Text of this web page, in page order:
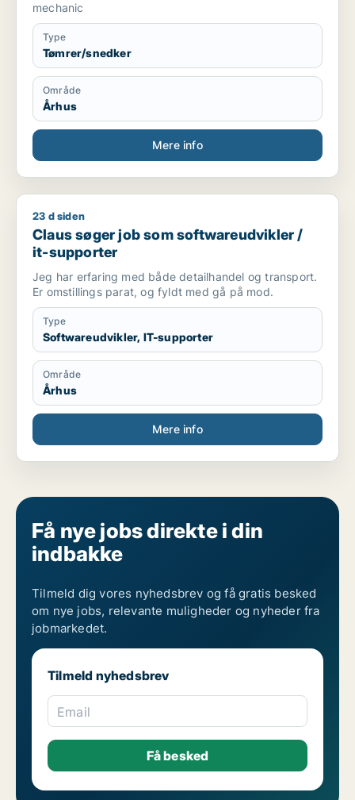
mechanic
Type
Tømrer/snedker
Område
Århus
Mere info
Claus søger job som softwareudvikler / it-supporter
23 d siden
Claus søger job som softwareudvikler /
it-supporter
Jeg har erfaring med både detailhandel og transport.
Er omstillings parat, og fyldt med gå på mod.
Type
Softwareudvikler, IT-supporter
Område
Århus
Mere info
Få nye jobs direkte i din
indbakke
Tilmeld dig vores nyhedsbrev og få gratis besked
om nye jobs, relevante muligheder og nyheder fra
jobmarkedet.
Tilmeld nyhedsbrev
Email